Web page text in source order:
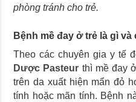
phòng tránh cho trẻ.
Bệnh mề đay ở trẻ là gì
Theo các chuyên gia y tế
Dược Pasteur thì mề đay
trên da xuất hiện mẩn đỏ
tính hoặc mãn tính. Bệnh